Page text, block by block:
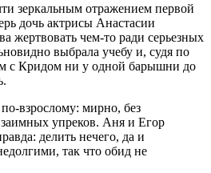
зеркальным отражением первой
дочь актрисы Анастасии
жертвовать чем-то ради серьезных
выбрала учебу и, судя по
с Кридом ни у одной барышни до
взрослому: мирно, без
упреков. Аня и Егор
делить нечего, да и
так что обид не